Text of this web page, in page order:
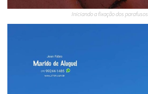
Iniciando a fixação dos parafusos